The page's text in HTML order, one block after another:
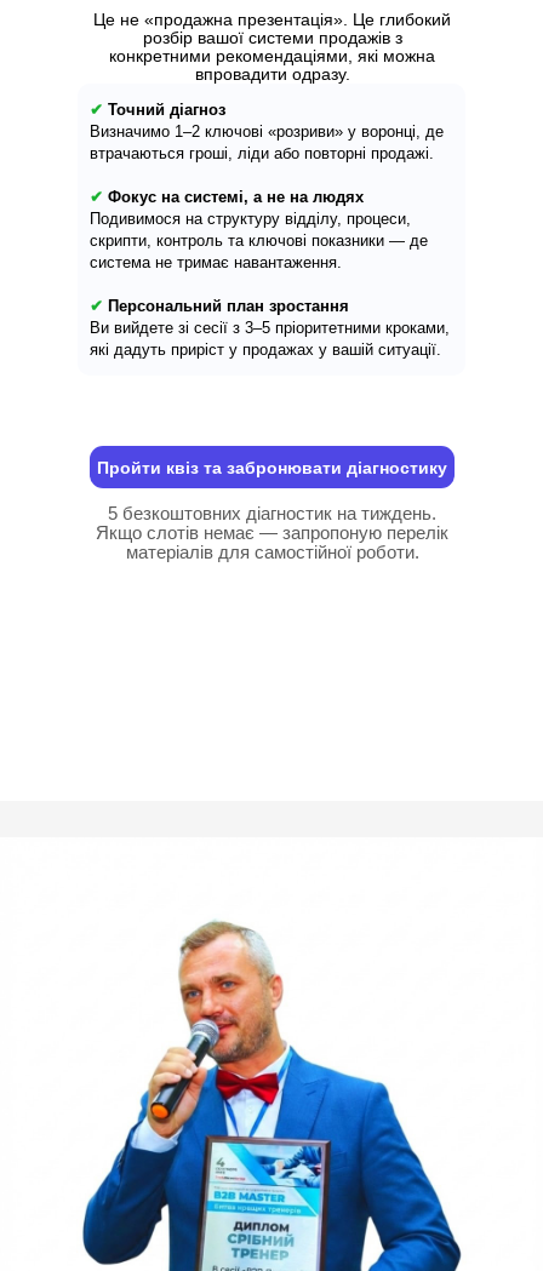
Це не «продажна презентація». Це глибокий
розбір вашої системи продажів з
конкретними рекомендаціями, які можна
впровадити одразу.
✔ Точний діагноз
Визначимо 1–2 ключові «розриви» у воронці, де
втрачаються гроші, ліди або повторні продажі.
✔ Фокус на системі, а не на людях
Подивимося на структуру відділу, процеси,
скрипти, контроль та ключові показники — де
система не тримає навантаження.
✔ Персональний план зростання
Ви вийдете зі сесії з 3–5 пріоритетними кроками,
які дадуть приріст у продажах у вашій ситуації.
Пройти квіз та забронювати діагностику
5 безкоштовних діагностик на тиждень.
Якщо слотів немає — запропоную перелік
матеріалів для самостійної роботи.